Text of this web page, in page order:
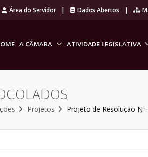
Área do Servidor | Dados Abertos |
A CÂMARA ATIVIDADE LEGISLATIVA
Projetos Projeto de Resolução Nº